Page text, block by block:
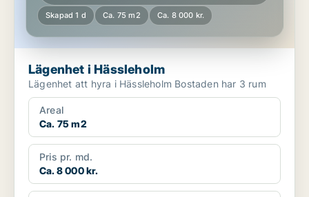
Skapad 1 d Ca. 75 m2 Ca. 8 000 kr.
Lägenhet i Hässleholm
Lägenhet att hyra i Hässleholm Bostaden har 3 rum
Areal
Ca. 75 m2
Pris pr. md.
Ca. 8 000 kr.